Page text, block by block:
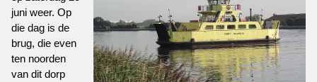
juni weer. Op
die dag is de
brug, die even
ten noorden
van dit dorp